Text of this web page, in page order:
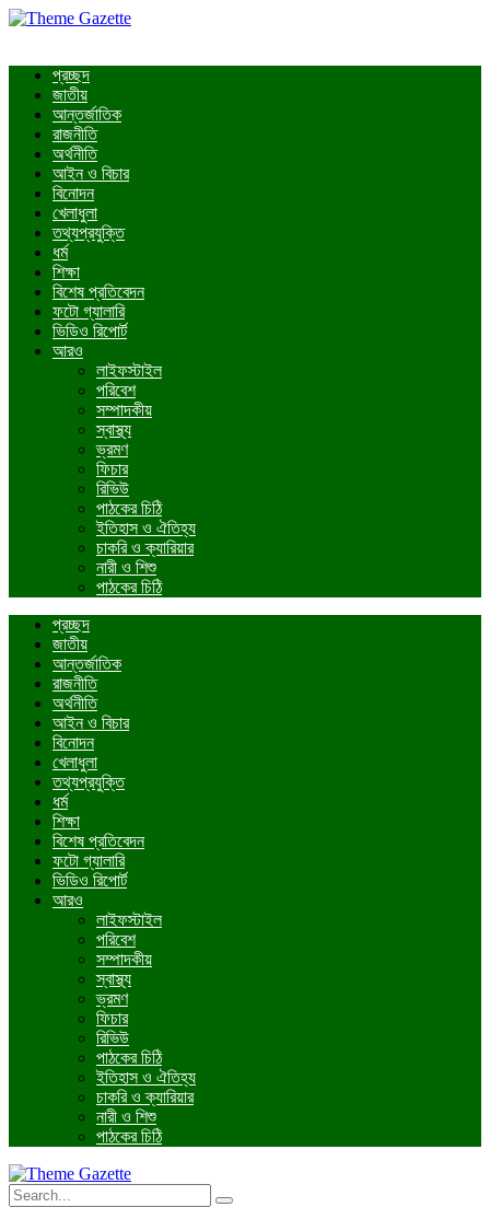
প্রচ্ছদ
জাতীয়
আন্তর্জাতিক
রাজনীতি
অর্থনীতি
আইন ও বিচার
বিনোদন
খেলাধুলা
তথ্যপ্রযুক্তি
ধর্ম
শিক্ষা
বিশেষ প্রতিবেদন
ফটো গ্যালারি
ভিডিও রিপোর্ট
আরও
লাইফস্টাইল
পরিবেশ
সম্পাদকীয়
স্বাস্থ্য
ভ্রমণ
ফিচার
রিভিউ
পাঠকের চিঠি
ইতিহাস ও ঐতিহ্য
চাকরি ও ক্যারিয়ার
নারী ও শিশু
পাঠকের চিঠি
প্রচ্ছদ
জাতীয়
আন্তর্জাতিক
রাজনীতি
অর্থনীতি
আইন ও বিচার
বিনোদন
খেলাধুলা
তথ্যপ্রযুক্তি
ধর্ম
শিক্ষা
বিশেষ প্রতিবেদন
ফটো গ্যালারি
ভিডিও রিপোর্ট
আরও
লাইফস্টাইল
পরিবেশ
সম্পাদকীয়
স্বাস্থ্য
ভ্রমণ
ফিচার
রিভিউ
পাঠকের চিঠি
ইতিহাস ও ঐতিহ্য
চাকরি ও ক্যারিয়ার
নারী ও শিশু
পাঠকের চিঠি